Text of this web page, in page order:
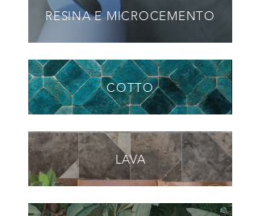
RESINA E MICROCEMENTO
COTTO
LAVA